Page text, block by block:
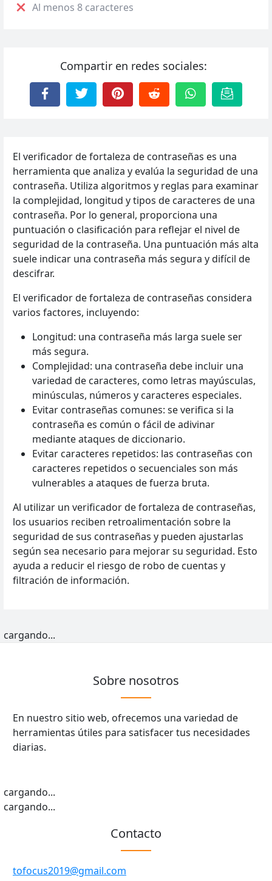
Al menos 8 caracteres
Compartir en redes sociales:
El verificador de fortaleza de contraseñas es una
herramienta que analiza y evalúa la seguridad de una
contraseña. Utiliza algoritmos y reglas para examinar
la complejidad, longitud y tipos de caracteres de una
contraseña. Por lo general, proporciona una
puntuación o clasificación para reflejar el nivel de
seguridad de la contraseña. Una puntuación más alta
suele indicar una contraseña más segura y difícil de
descifrar.
El verificador de fortaleza de contraseñas considera
varios factores, incluyendo:
Longitud: una contraseña más larga suele ser
más segura.
Complejidad: una contraseña debe incluir una
variedad de caracteres, como letras mayúsculas,
minúsculas, números y caracteres especiales.
Evitar contraseñas comunes: se verifica si la
contraseña es común o fácil de adivinar
mediante ataques de diccionario.
Evitar caracteres repetidos: las contraseñas con
caracteres repetidos o secuenciales son más
vulnerables a ataques de fuerza bruta.
Al utilizar un verificador de fortaleza de contraseñas,
los usuarios reciben retroalimentación sobre la
seguridad de sus contraseñas y pueden ajustarlas
según sea necesario para mejorar su seguridad. Esto
ayuda a reducir el riesgo de robo de cuentas y
filtración de información.
cargando...
Sobre nosotros
En nuestro sitio web, ofrecemos una variedad de
herramientas útiles para satisfacer tus necesidades
diarias.
cargando...
cargando...
Contacto
tofocus2019@gmail.com